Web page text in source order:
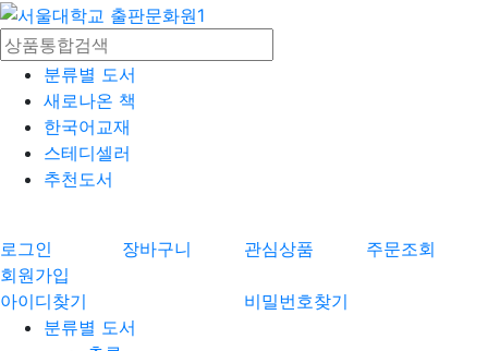
분류별 도서
새로나온 책
한국어교재
스테디셀러
추천도서
로그인 장바구니 관심상품
주문조회
회원가입
아이디찾기
비밀번호찾기
분류별 도서